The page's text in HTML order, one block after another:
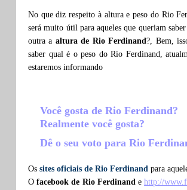
No que diz respeito à altura e peso do Rio
será muito útil para aqueles que queriam
outra a altura de Rio Ferdinand?, Bem,
saber qual é o peso do Rio Ferdinand,
estaremos informando
Você gosta de Rio Ferdinand?
Realmente você gosta?
Dê o seu voto para Rio
Os sites oficiais de Rio Ferdinand para
Ofacebook de Rio Ferdinandehttp://